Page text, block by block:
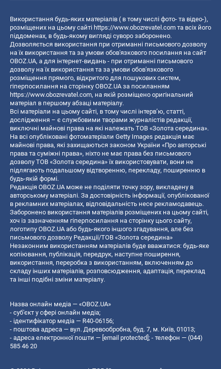
Використання будь-яких матеріалів ( в тому числі фото- та відео-),
розміщених на цьому сайті https://www.obozrevatel.com та всіх його
піддоменах, в будь-якому вигляді суворо заборонено.
Дозволяється використання при отриманні письмового дозволу
на їх використання та за умови обов'язкового посилання на сайт
OBOZ.UA, а для інтернет-видань - при отриманні письмового
дозволу на їх використання та за умови обов'язкового
розміщення прямого, відкритого для пошукових систем,
гіперпосилання на сторінку OBOZ.UA за посиланням
https://www.obozrevatel.com, на якій розміщено оригінальний
матеріал в першому абзаці матеріалу.
Всі матеріали на цьому сайті, в тому числі інтерв’ю, статті,
дослідження – є службовими творами журналістів редакції,
виключні майнові права на які належать ТОВ «Золота середина».
На всі опубліковані фотоматеріали Getty Images редакція має
майнові права, які захищаються законом України «Про авторські
права та суміжні права», ніхто не має права без письмового
дозволу ТОВ «Золота середина» їх використовувати, вони не
підлягають подальшому відтворенню, перекладу, поширенню в
будь-якій формі.
Редакція OBOZ.UA може не поділяти точку зору, викладену в
авторському матеріалі. За достовірність інформації, опублікованої
в рекламних матеріалах, відповідальність несе рекламодавець.
Заборонено використання матеріалів розміщених на цьому сайті,
хоч із зазначенням гіперпосилання на сторінку цього сайту,
логотипу OBOZ.UA або будь-якого іншого згадування, але без
письмового дозволу Редакції/ТОВ «Золота середина»
Незаконним використанням матеріалів буде вважатися: будь-яке
копiювання, публiкацiя, передрук, наступне поширення,
використання, переробка з використанням, включенням до
складу інших матеріалів, розповсюдження, адаптація, переклад
та інші подібні зміни матеріалу.
Назва онлайн медіа — «OBOZ.UA»
- суб'єкт у сфері онлайн медіа;
- ідентифікатор медіа — R40-06156;
- поштова адреса — вул. Деревообробна, буд. 7, м. Київ, 01013;
- адреса електронної пошти — [email protected]; - телефон — (044)
585 46 20